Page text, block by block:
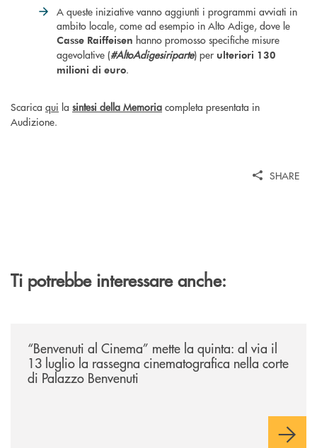
A queste iniziative vanno aggiunti i programmi avviati in
ambito locale, come ad esempio in Alto Adige, dove le
Casse Raiffeisen hanno promosso specifiche misure
agevolative (#AltoAdigesiriparte) per ulteriori 130
milioni di euro.
Scarica qui la sintesi della Memoria completa presentata in
Audizione.
SHARE
Ti potrebbe interessare anche:
“Benvenuti al Cinema” mette la quinta: al via il
13 luglio la rassegna cinematografica nella corte
di Palazzo Benvenuti